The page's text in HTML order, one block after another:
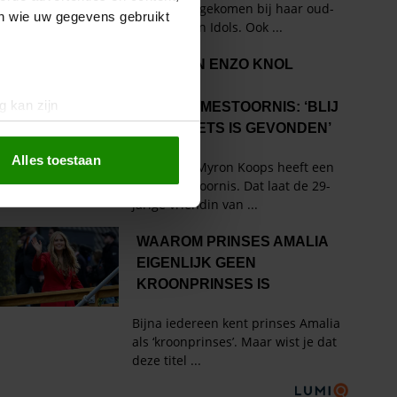
wie uw gegevens gebruikt
kan zijn
te bieden en om ons
partners voor social
die u aan ze heeft
met onze cookies als u
Alles toestaan